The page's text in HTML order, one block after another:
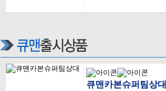
큐맨카본슈퍼팀상대